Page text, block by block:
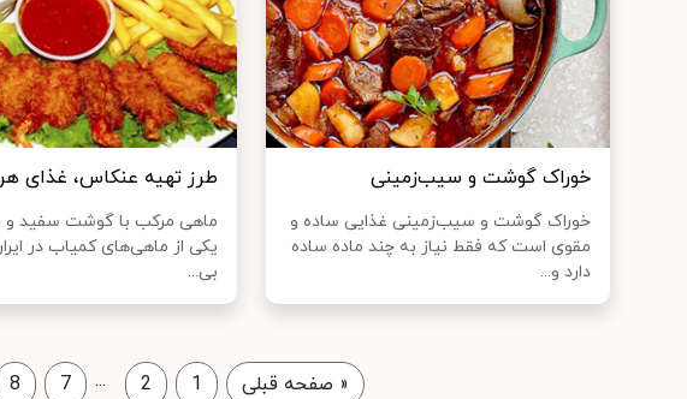
خوراک گوشت و سیب‌زمینی
خوراک گوشت و سیب‌زمینی غذایی ساده و
مقوی است که فقط نیاز به چند ماده ساده
دارد و...
طرز تهیه عنکاس، غذای
ماهی مرکب با گوشت سفید و
یکی از ماهی‌های کمیاب در
بی...
« صفحه قبلی 1
2
...
7
8